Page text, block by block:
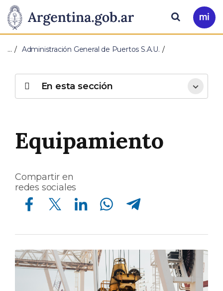
Presidencia
de
Nación
Pasar al contenido principal
Ir
a
Buscar
… Administración General de Puertos S.A.U.
Equipamiento
Compartir en
redes sociales
Compartir en Facebook Compartir en Twitter Compartir en Linkedin Compartir en Whatsapp Compartir en Telegram
En esta sección